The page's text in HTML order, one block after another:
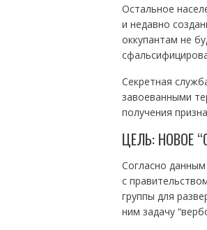
Остальное
и недавно
оккупантам не
Секретная
завоеванными
получения
ЦЕЛЬ: НОВОЕ
Согласно
с
группы для
ним задачу